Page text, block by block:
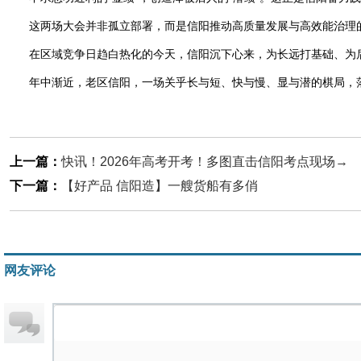
这两场大会并非孤立部署，而是信阳推动高质量发展与高效能治
在区域竞争日趋白热化的今天，信阳沉下心来，为长远打基础、
年中渐近，老区信阳，一场关乎长与短、快与慢、显与潜的棋局，
上一篇：快讯！2026年高考开考！多图直击信阳考点现场→
下一篇：
【好产品 信阳造】一艘货船有多俏
网友评论